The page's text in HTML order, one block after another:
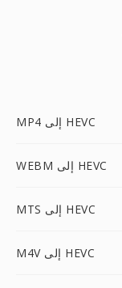
MP4 إلى HEVC
WEBM إلى HEVC
MTS إلى HEVC
M4V إلى HEVC